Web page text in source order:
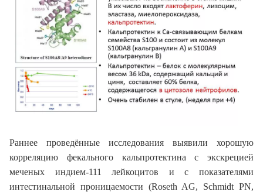
Раннее проведённые исследования выявили хорошую
корреляцию фекального кальпротектина с экскрецией
меченых индием-111 лейкоцитов и с показателями
интестинальной проницаемости (Roseth AG, Schmidt PN,